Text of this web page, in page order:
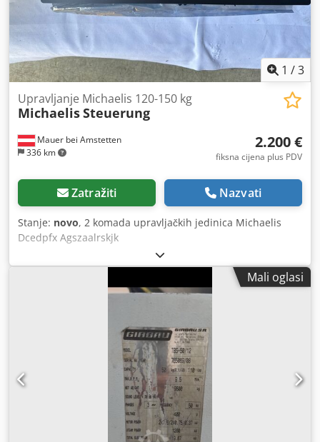
1 /3
Mauer bei Amstetten
336 km
Upravljanje Michaelis 120-150 kg
MichaelisSteuerung
2.200 €
fiksna cijena plus PDV
Zatražiti Nazvati
Stanje: novo, 2 komada upravljačkih jedinica Michaelis
Dcedpfx Agszaalrskjk
Mali oglasi